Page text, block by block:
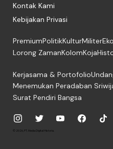
Kontak Kami
Kebijakan Privasi
PremiumPolitikKulturMiliter
Lorong ZamanKolomKoja
Kerjasama & Portofolio
Menemukan Peradaban
Surat Pendiri Bangsa
© 2026, PT. Media Digital Historia.